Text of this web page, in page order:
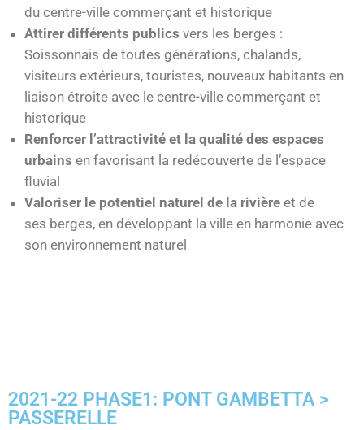
du centre-ville commerçant et historique
Attirer différents publics vers les berges :
Soissonnais de toutes générations, chalands,
visiteurs extérieurs, touristes, nouveaux habitants en
liaison étroite avec le centre-ville commerçant et
historique
Renforcer l’attractivité et la qualité des espaces
urbains en favorisant la redécouverte de l’espace
fluvial
Valoriser le potentiel naturel de la rivière et de
ses berges, en développant la ville en harmonie avec
son environnement naturel
2021-22 PHASE1: PONT GAMBETTA >
PASSERELLE